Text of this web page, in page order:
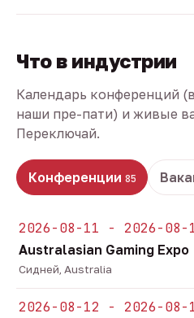
Что в индустрии
Календарь конференций
наши пре-пати) и живые
Переключай.
Конференции 85
2026-08-11 - 2026-08-
Australasian Gaming Expo
Сидней, Australia
2026-08-12 - 2026-08-